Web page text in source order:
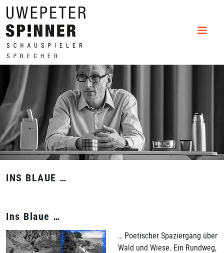
INS BLAUE …
Ins Blaue …
… Poetischer Spaziergang über
Wald und Wiese. Ein Rundweg,